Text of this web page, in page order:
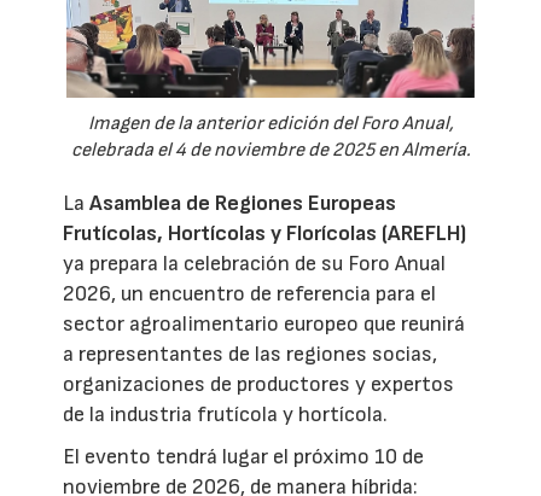
Imagen de la anterior edición del Foro Anual,
celebrada el 4 de noviembre de 2025 en Almería.
LaAsamblea de Regiones Europeas
Frutícolas, Hortícolas y Florícolas (AREFLH)
ya prepara la celebración de su Foro Anual
2026, un encuentro de referencia para el
sector agroalimentario europeo que reunirá
a representantes de las regiones socias,
organizaciones de productores y expertos
de la industria frutícola y hortícola.
El evento tendrá lugar el próximo 10 de
noviembre de 2026, de manera híbrida: